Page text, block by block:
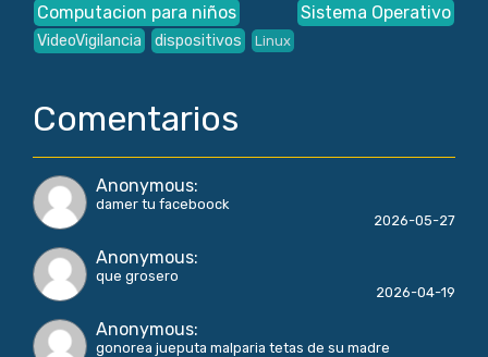
Computacion para niños
Sistema Operativo
VideoVigilancia dispositivos Linux
Comentarios
Anonymous:
damer tu faceboock
2026-05-27
Anonymous:
que grosero
2026-04-19
Anonymous:
gonorea jueputa malparia tetas de su madre